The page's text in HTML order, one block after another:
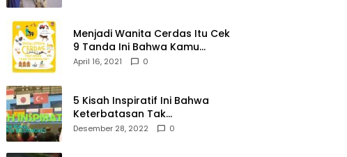
Menjadi Wanita Cerdas Itu Cek
9 Tanda Ini Bahwa Kamu
Memang Wanita Cerdas
April 16, 2021 0
5 Kisah Inspiratif Ini Bahwa
Keterbatasan Tak
Menghalangi Segalanya
Desember 28, 2022 0